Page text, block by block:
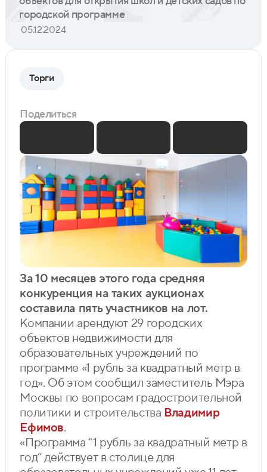
городской программе
05.12.2024
За 10 месяцев этого года средняя
конкуренция на таких аукционах
составила пять участников на лот.
Компании арендуют 29 городских
объектов недвижимости для
образовательных учреждений по
программе «1 рубль за квадратный метр в
год». Об этом сообщил заместитель Мэра
Москвы по вопросам градостроительной
политики и строительства Владимир
Ефимов.
«Программа “1 рубль за квадратный метр в
год” действует в столице для
Торги
Поделиться